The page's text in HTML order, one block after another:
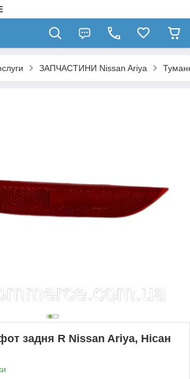
ЗАПЧАСТИНИ Nissan Ariya
задня R Nissan Ariya, Нісан